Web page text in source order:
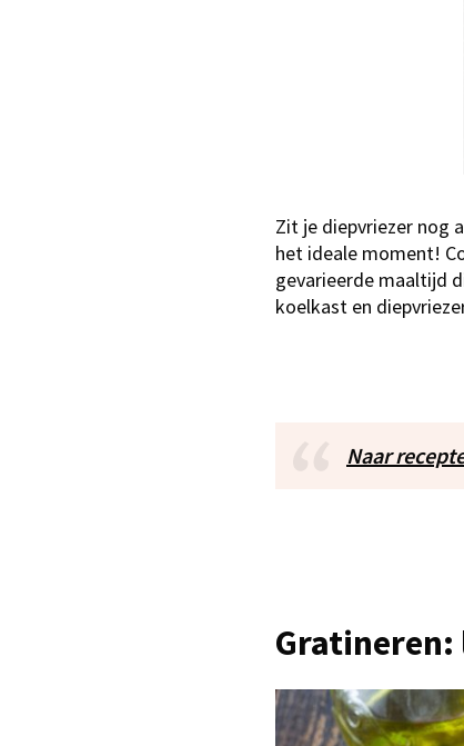
Zit je diepvriezer nog
het ideale moment!
gevarieerde maaltijd
koelkast en
Naar
Gratineren: